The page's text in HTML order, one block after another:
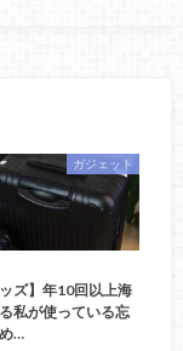
ガジェット
ッズ】年10回以上海
私が使っている忘
…